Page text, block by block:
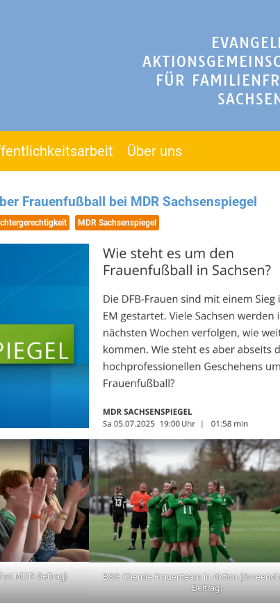
FÜR
Über uns
Frauenfußball bei MDR Sachsenspiegel
MDR Sachsenspiegel
MDR-Beitrag)
BSG Chemie Frauenteam in Aktion
Beitrag)